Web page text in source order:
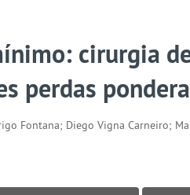
cirurgia
perdas
Fontana; Diego Vigna Carneiro;